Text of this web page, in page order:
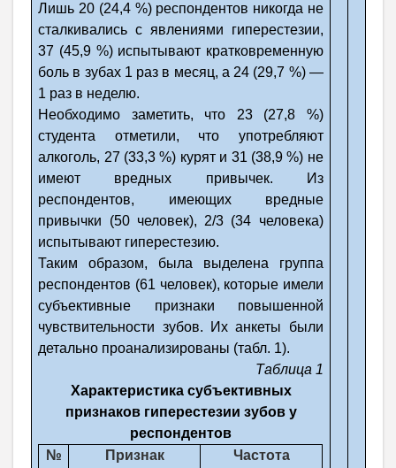
Лишь 20 (24,4 %) респондентов никогда не
сталкивались с явлениями гиперестезии,
37 (45,9 %) испытывают кратковременную
боль в зубах 1 раз в месяц, а 24 (29,7 %) —
1 раз в неделю.
Необходимо заметить, что 23 (27,8 %)
студента отметили, что употребляют
алкоголь, 27 (33,3 %) курят и 31 (38,9 %) не
имеют вредных привычек. Из
респондентов, имеющих вредные
привычки (50 человек), 2/3 (34 человека)
испытывают гиперестезию.
Таким образом, была выделена группа
респондентов (61 человек), которые имели
субъективные признаки повышенной
чувствительности зубов. Их анкеты были
детально проанализированы (табл. 1).
Таблица 1
Характеристика субъективных
признаков гиперестезии зубов у
респондентов
№
Признак
Частота